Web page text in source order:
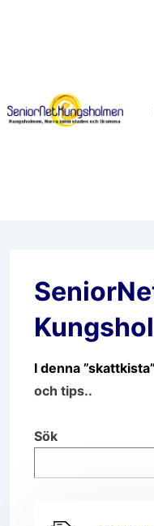
I denna ”skattkista”
och tips..
Sök